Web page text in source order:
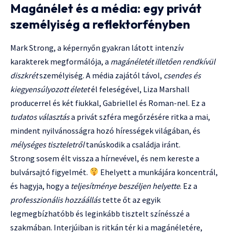
Magánélet és a média: egy privát
személyiség a reflektorfényben
Mark Strong, a képernyőn gyakran látott intenzív
karakterek megformálója, a magánéletét illetően rendkívül
diszkrétszemélyiség. A média zajától távol, csendes és
kiegyensúlyozott életetél feleségével, Liza Marshall
producerrel és két fiukkal, Gabriellel és Roman-nel. Ez a
tudatos választása privát szféra megőrzésére ritka a mai,
mindent nyilvánosságra hozó hírességek világában, és
mélységes tiszteletrőltanúskodik a családja iránt.
Strong sosem élt vissza a hírnevével, és nem kereste a
bulvársajtó figyelmét.
Ehelyett a munkájára koncentrál,
és hagyja, hogy a teljesítménye beszéljen helyette. Ez a
professzionális hozzáállástette őt az egyik
legmegbízhatóbb és leginkább tisztelt színésszé a
szakmában. Interjúiban is ritkán tér ki a magánéletére,